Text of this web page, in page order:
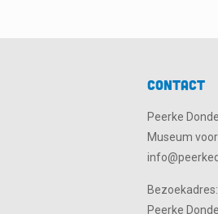
Contact
Peerke
Museum
Bezoekadres:
Peerke